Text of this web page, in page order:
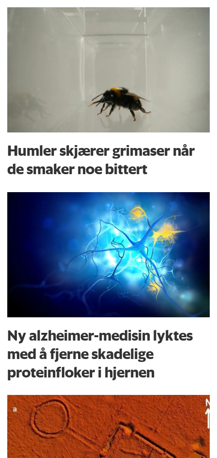
Humler skjærer grimaser når
de smaker noe bittert
Ny alzheimer-medisin lyktes
med å fjerne skadelige
proteinfloker i hjernen